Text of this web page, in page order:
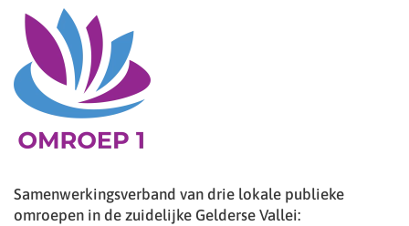
Samenwerkingsverband van drie lokale publieke
omroepen in de zuidelijke Gelderse Vallei: